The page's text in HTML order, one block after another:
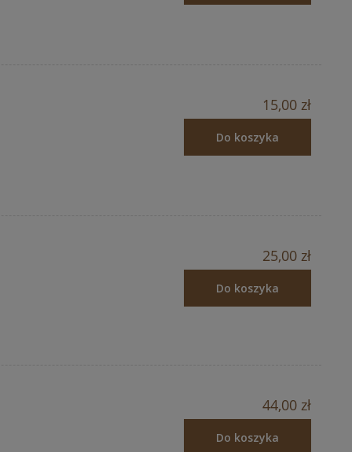
15,00 zł
Do koszyka
25,00 zł
Do koszyka
44,00 zł
Do koszyka